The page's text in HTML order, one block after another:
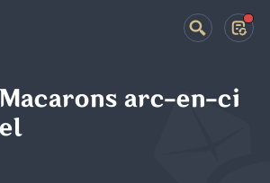
Macarons arc-en-ci
el